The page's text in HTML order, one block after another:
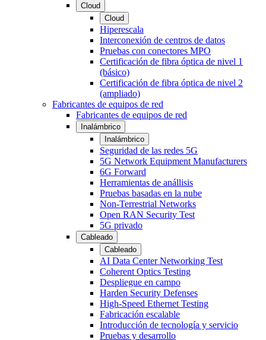
Cloud
Cloud
Hiperescala
Interconexión de centros de datos
Pruebas con conectores MPO
Certificación de fibra óptica de nivel 1
(básico)
Certificación de fibra óptica de nivel 2
(ampliado)
Fabricantes de equipos de red
Fabricantes de equipos de red
Inalámbrico
Inalámbrico
Seguridad de las redes 5G
5G Network Equipment Manufacturers
6G Forward
Herramientas de anállisis
Pruebas basadas en la nube
Non-Terrestrial Networks
Open RAN Security Test
5G privado
Cableado
Cableado
AI Data Center Networking Test
Coherent Optics Testing
Despliegue en campo
Harden Security Defenses
High-Speed Ethernet Testing
Fabricación escalable
Introducción de tecnología y servicio
Pruebas y desarrollo